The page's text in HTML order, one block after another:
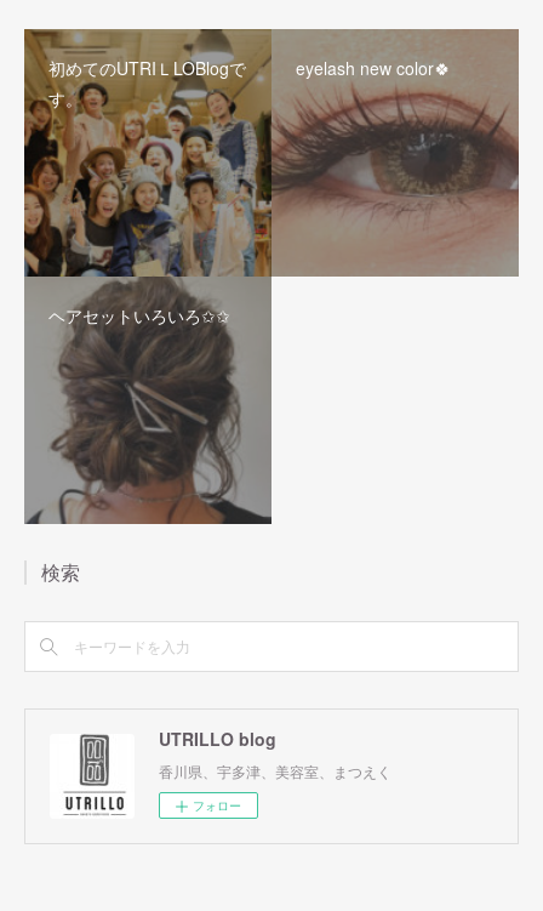
初めてのUTRIＬLOBlogで
す。
eyelash new color🍀
ヘアセットいろいろ✩✩
検索
UTRILLO blog
香川県、宇多津、美容室、まつえく
フォロー